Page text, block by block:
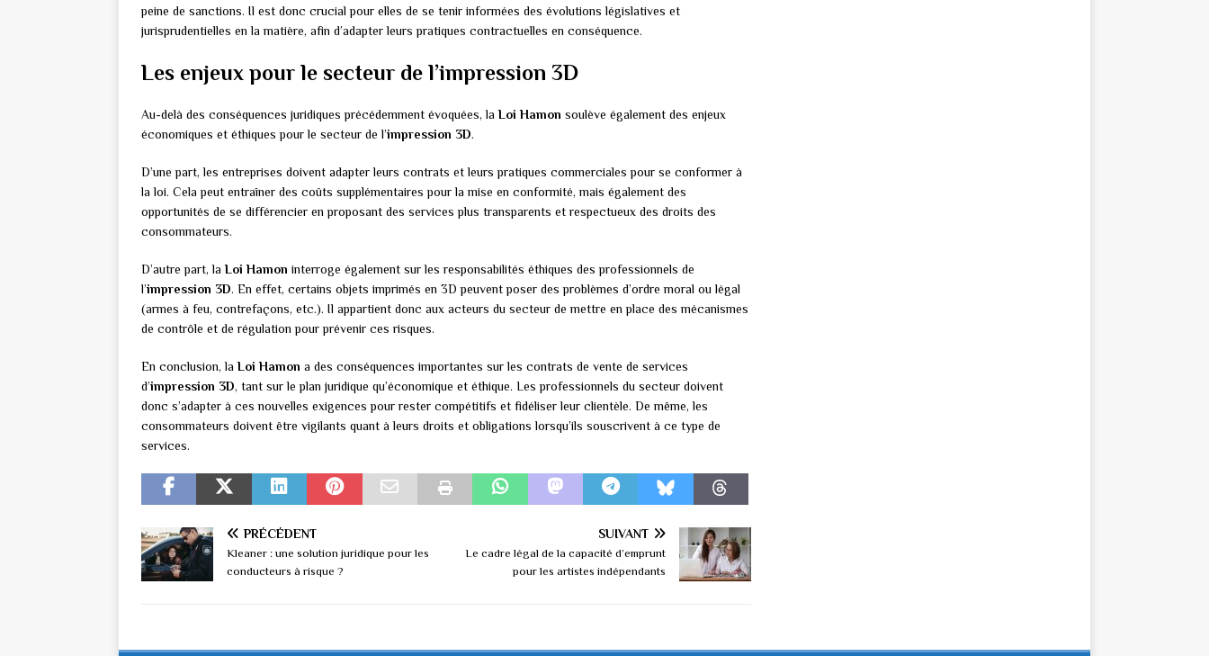
peine de sanctions. Il est donc crucial pour elles de se tenir informées des évolutions législatives et
jurisprudentielles en la matière, afin d’adapter leurs pratiques contractuelles en conséquence.
Les enjeux pour le secteur de l’impression 3D
Au-delà des conséquences juridiques précédemment évoquées, laLoi Hamon soulève également des enjeux
économiques et éthiques pour le secteur de l’impression 3D.
D’une part, les entreprises doivent adapter leurs contrats et leurs pratiques commerciales pour se conformer à
la loi. Cela peut entraîner des coûts supplémentaires pour la mise en conformité, mais également des
opportunités de se différencier en proposant des services plus transparents et respectueux des droits des
consommateurs.
D’autre part, laLoi Hamon interroge également sur les responsabilités éthiques des professionnels de
l’impression 3D. En effet, certains objets imprimés en 3D peuvent poser des problèmes d’ordre moral ou légal
(armes à feu, contrefaçons, etc.). Il appartient donc aux acteurs du secteur de mettre en place des mécanismes
de contrôle et de régulation pour prévenir ces risques.
En conclusion, laLoi Hamon a des conséquences importantes sur les contrats de vente de services
d’impression 3D, tant sur le plan juridique qu’économique et éthique. Les professionnels du secteur doivent
donc s’adapter à ces nouvelles exigences pour rester compétitifs et fidéliser leur clientèle. De même, les
consommateurs doivent être vigilants quant à leurs droits et obligations lorsqu’ils souscrivent à ce type de
services.
PRÉCÉDENT
Kleaner : une solution juridique pour les
conducteurs à risque ?
SUIVANT
Le cadre légal de la capacité d’emprunt
pour les artistes indépendants